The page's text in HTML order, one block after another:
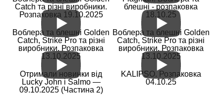
Catch та різні виробники.
Розпаковка 19.10.2025
блешні - розпаковка
18.10.25
Воблера та блешні Golden
Catch, Strike Pro та різні
виробники. Розпаковка
13.10.2025
Воблера та блешні Golden
Catch, Strike Pro та різні
виробники. Розпаковка
13.10.2025
Отримали новинки від
Lucky John і Salmo —
09.10.2025 (Частина 2)
KALIPSO. Розпаковка
04.10.25